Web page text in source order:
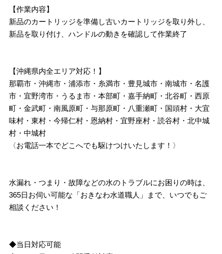
【作業内容】
新品のカートリッジを準備し古いカートリッジを取り外し、
新品を取り付け、ハンドルの動きを確認して作業終了
【沖縄県内全エリア対応！】
那覇市・沖縄市・浦添市・糸満市・豊見城市・南城市・名護
市・宜野湾市・うるま市・本部町・嘉手納町・北谷町・西原
町・金武町・南風原町・与那原町・八重瀬町・国頭村・大宜
味村・東村・今帰仁村・恩納村・宜野座村・読谷村・北中城
村・中城村
〈お電話一本でどこへでも駆けつけいたします！〉
水漏れ・つまり・故障などの水のトラブルにお困りの時は、
365日お伺い可能な「おきなわ水道職人」まで、いつでもご
相談ください！
◆当日対応可能